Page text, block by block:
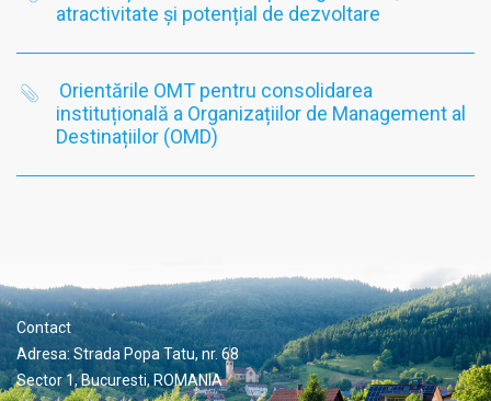
atractivitate și potențial de dezvoltare
Orientările OMT pentru consolidarea
instituțională a Organizațiilor de Management al
Destinațiilor (OMD)
Contact
Adresa: Strada Popa Tatu, nr. 68
Sector 1, Bucuresti, ROMANIA